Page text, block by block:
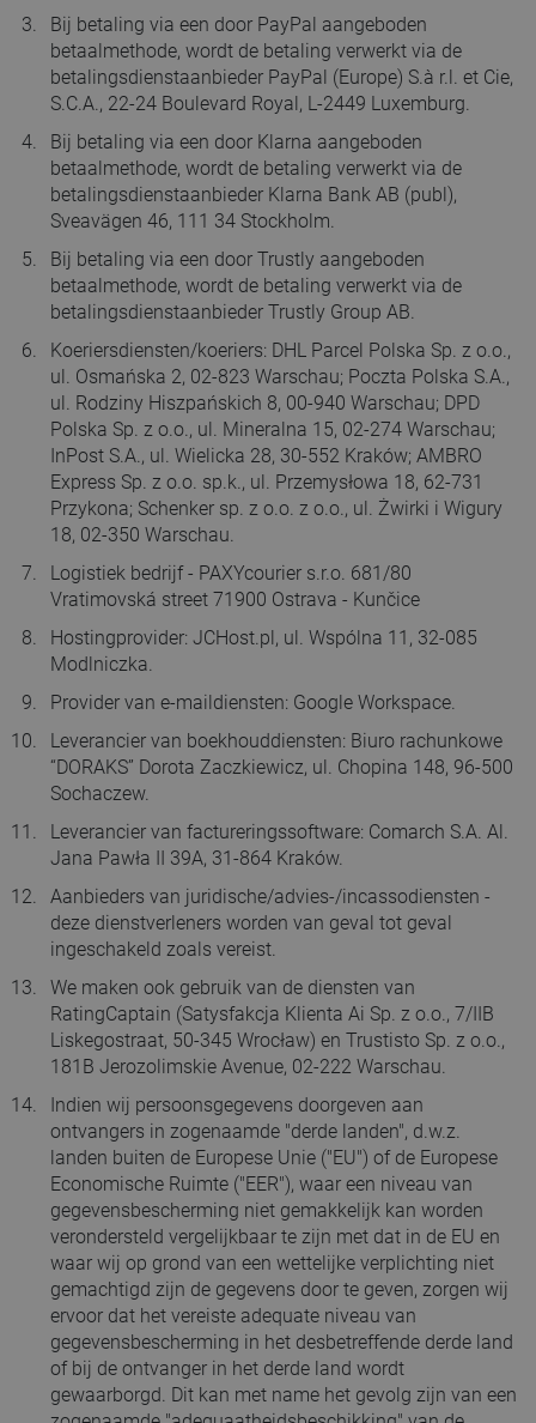
Bij betaling via een door PayPal aangeboden
betaalmethode, wordt de betaling verwerkt via de
betalingsdienstaanbieder PayPal (Europe) S.à r.l. et Cie,
S.C.A., 22-24 Boulevard Royal, L-2449 Luxemburg.
Bij betaling via een door Klarna aangeboden
betaalmethode, wordt de betaling verwerkt via de
betalingsdienstaanbieder Klarna Bank AB (publ),
Sveavägen 46, 111 34 Stockholm.
Bij betaling via een door Trustly aangeboden
betaalmethode, wordt de betaling verwerkt via de
betalingsdienstaanbieder Trustly Group AB.
Koeriersdiensten/koeriers: DHL Parcel Polska Sp. z o.o.,
ul. Osmańska 2, 02-823 Warschau; Poczta Polska S.A.,
ul. Rodziny Hiszpańskich 8, 00-940 Warschau; DPD
Polska Sp. z o.o., ul. Mineralna 15, 02-274 Warschau;
InPost S.A., ul. Wielicka 28, 30-552 Kraków; AMBRO
Express Sp. z o.o. sp.k., ul. Przemysłowa 18, 62-731
Przykona; Schenker sp. z o.o. z o.o., ul. Żwirki i Wigury
18, 02-350 Warschau.
Logistiek bedrijf - PAXYcourier s.r.o. 681/80
Vratimovská street 71900 Ostrava - Kunčice
Hostingprovider: JCHost.pl, ul. Wspólna 11, 32-085
Modlniczka.
Provider van e-maildiensten: Google Workspace.
Leverancier van boekhouddiensten: Biuro rachunkowe
“DORAKS” Dorota Zaczkiewicz, ul. Chopina 148, 96-500
Sochaczew.
Leverancier van factureringssoftware: Comarch S.A. Al.
Jana Pawła II 39A, 31-864 Kraków.
Aanbieders van juridische/advies-/incassodiensten -
deze dienstverleners worden van geval tot geval
ingeschakeld zoals vereist.
We maken ook gebruik van de diensten van
RatingCaptain (Satysfakcja Klienta Ai Sp. z o.o., 7/IIB
Liskegostraat, 50-345 Wrocław) en Trustisto Sp. z o.o.,
181B Jerozolimskie Avenue, 02-222 Warschau.
Indien wij persoonsgegevens doorgeven aan
ontvangers in zogenaamde "derde landen", d.w.z.
landen buiten de Europese Unie ("EU") of de Europese
Economische Ruimte ("EER"), waar een niveau van
gegevensbescherming niet gemakkelijk kan worden
verondersteld vergelijkbaar te zijn met dat in de EU en
waar wij op grond van een wettelijke verplichting niet
gemachtigd zijn de gegevens door te geven, zorgen wij
ervoor dat het vereiste adequate niveau van
gegevensbescherming in het desbetreffende derde land
of bij de ontvanger in het derde land wordt
gewaarborgd. Dit kan met name het gevolg zijn van een